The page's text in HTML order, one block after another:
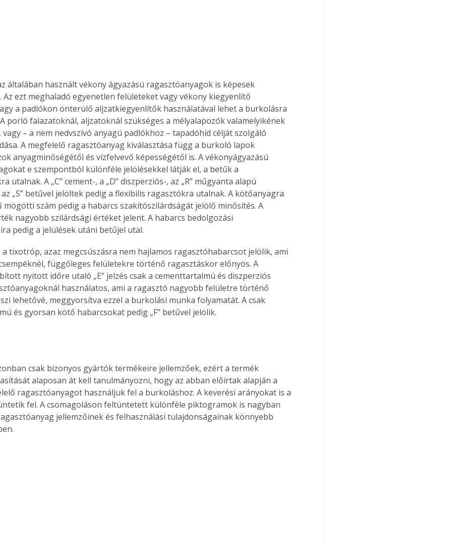
általában használt vékony ágyazású ragasztóanyagok is képesek
Az ezt meghaladó egyenetlen felületeket vagy vékony kiegyenlítő
a padlókon önterülő aljzatkiegyenlítők használatával lehet a burkolásra
porló falazatoknál, aljzatoknál szükséges a mélyalapozók valamelyikének
vagy – a nem nedvszívó anyagú padlókhoz – tapadóhíd célját szolgáló
A megfelelő ragasztóanyag kiválasztása függ a burkoló lapok
anyagminőségétől és vízfelvevő képességétől is. A vékonyágyazású
e szempontból különféle jelölésekkel látják el, a betűk a
utalnak. A „C” cement-, a „D” diszperziós-, az „R” műgyanta alapú
„S” betűvel jelöltek pedig a flexibilis ragasztókra utalnak. A kötőanyagra
mögötti szám pedig a habarcs szakítószilárdságát jelölő minősítés. A
nagyobb szilárdsági értéket jelent. A habarcs bedolgozási
pedig a jelülések utáni betűjel utal.
a tixotróp, azaz megcsúszásra nem hajlamos ragasztóhabarcsot jelölik, ami
függőleges felületekre történő ragasztáskor előnyös. A
nyitott időre utaló „E” jelzés csak a cementtartalmú és diszperziós
használatos, ami a ragasztó nagyobb felületre történő
lehetővé, meggyorsítva ezzel a burkolási munka folyamatát. A csak
és gyorsan kötő habarcsokat pedig „F” betűvel jelölik.
csak bizonyos gyártók termékeire jellemzőek, ezért a termék
alaposan át kell tanulmányozni, hogy az abban előírtak alapján a
ragasztóanyagot használjuk fel a burkoláshoz. A keverési arányokat is a
fel. A csomagoláson feltüntetett különféle piktogramok is nagyban
jellemzőinek és felhasználási tulajdonságainak könnyebb